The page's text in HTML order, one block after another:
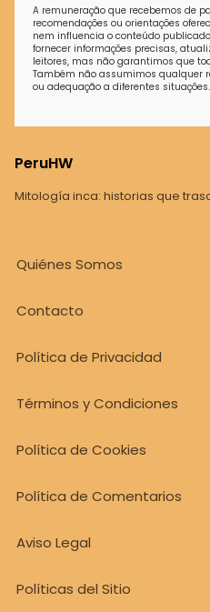
A remuneração que recebemos de
recomendações ou orientações
nem influencia o conteúdo
fornecer informações precisas,
leitores, mas não garantimos que
Também não assumimos qualquer
ou adequação a diferentes situações.
PeruHW
Mitología inca: historias que
Quiénes Somos
Contacto
Política de Privacidad
Términos y Condiciones
Política de Cookies
Política de Comentarios
Aviso Legal
Políticas del Sitio